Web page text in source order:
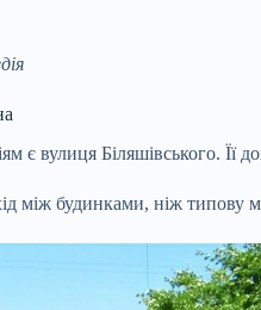
вулиця Біляшівського. Її
між будинками, ніж